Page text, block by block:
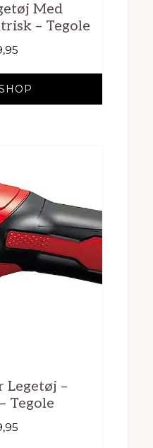
Med
– Tegole
Legetøj –
Tegole